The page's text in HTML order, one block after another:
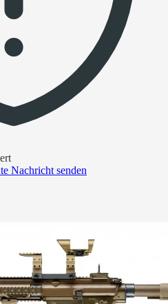
Nachricht senden